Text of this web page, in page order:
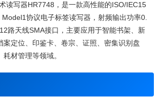
读写器HR7748，是一款高性能的ISO/IEC15
协议电子标签读写器，射频输出功率0.
路天线SMA接口，主要应用于智能书架、新
案定位、印鉴卡、卷宗、证照、密集识别盘
材管理等领域。